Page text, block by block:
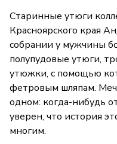
Старинные утюги
Красноярского края
собрании у мужчины
полупудовые утюги,
утюжки, с помощью
фетровым шляпам.
одном: когда-нибудь
уверен, что история
многим.